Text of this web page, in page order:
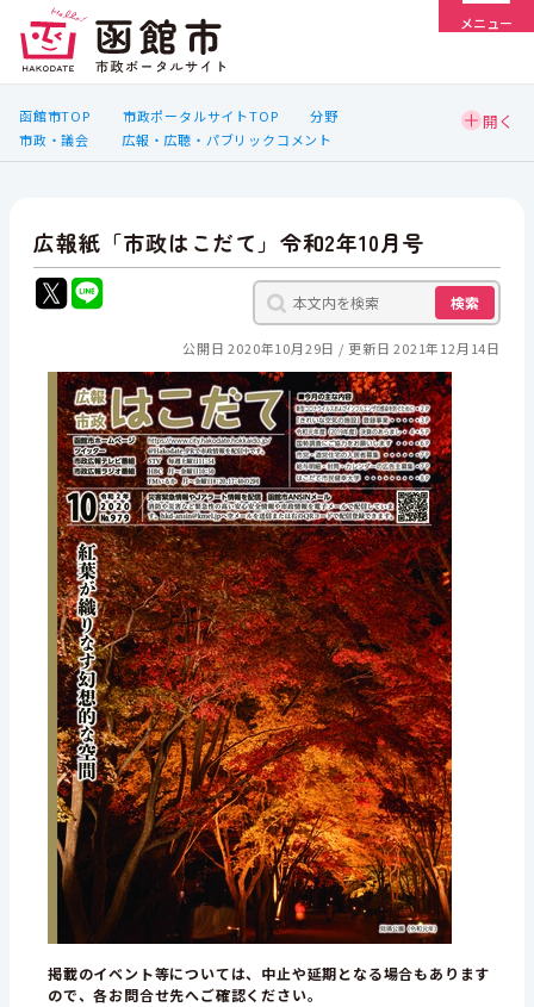
メニュー
函館市TOP 市政ポータルサイトTOP
分野
市政・議会
広報・広聴・パブリックコメント
広報紙「市政はこだて」令和2年10月号
検索
公開日 2020年10月29日 更新日 2021年12月14日
掲載のイベント等については、中止や延期となる場合もあります
ので、各お問合せ先へご確認ください。